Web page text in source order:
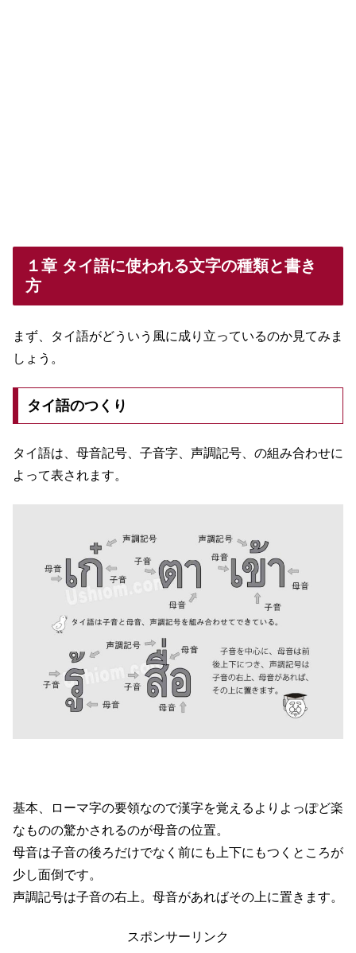
１章 タイ語に使われる文字の種類と書き
方
まず、タイ語がどういう風に成り立っているのか見てみま
しょう。
タイ語のつくり
タイ語は、母音記号、子音字、声調記号、の組み合わせに
よって表されます。
基本、ローマ字の要領なので漢字を覚えるよりよっぽど楽
なものの驚かされるのが母音の位置。
母音は子音の後ろだけでなく前にも上下にもつくところが
少し面倒です。
声調記号は子音の右上。母音があればその上に置きます。
スポンサーリンク